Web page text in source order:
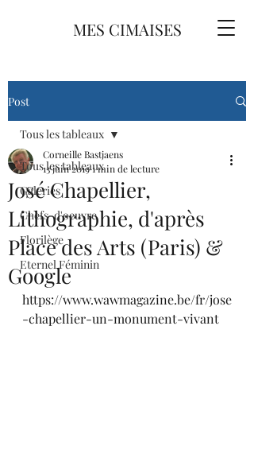
MES CIMAISES
Post
Tous les tableaux
Galeries
Chefs-d'oeuvre
Florilège
Eternel Féminin
Tous les tableaux
José Chapellier,
Lithographie, d'après
Place des Arts (Paris) &
Google
Corneille Bastjaens
13 juin 20191 min de lecture
https://www.wawmagazine.be/fr/jose
-chapellier-un-monument-vivant